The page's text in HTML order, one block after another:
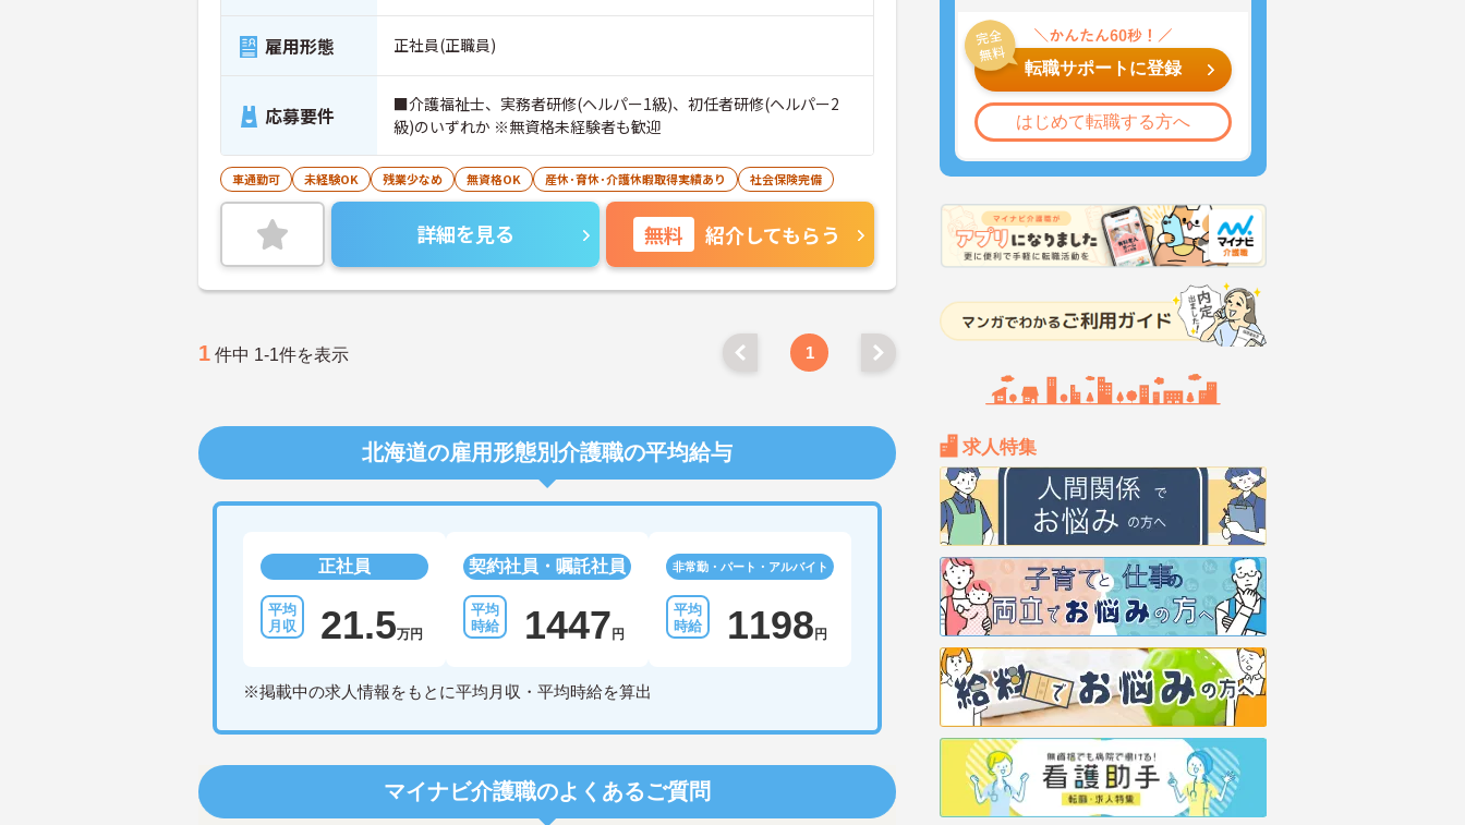
転職サポートに登録
はじめて転職する方へ
求人特集
雇用形態 正社員(正職員)
応募要件
■介護福祉士、実務者研修(ヘルパー1級)、初任者研修(ヘルパー2
級)のいずれか ※無資格未経験者も歓迎
車通勤可 未経験OK 残業少なめ 無資格OK 産休･育休･介護休暇取得実績あり 社会保険完備
詳細を見る 無料 紹介してもらう
1 件中 1-1件を表示 1
北海道の雇用形態別介護職の平均給与
正社員
21.5万円
契約社員・嘱託社員
1447 円
非常勤・パート・アルバイト
1198 円
※掲載中の求人情報をもとに平均月収・平均時給を算出
マイナビ介護職のよくあるご質問